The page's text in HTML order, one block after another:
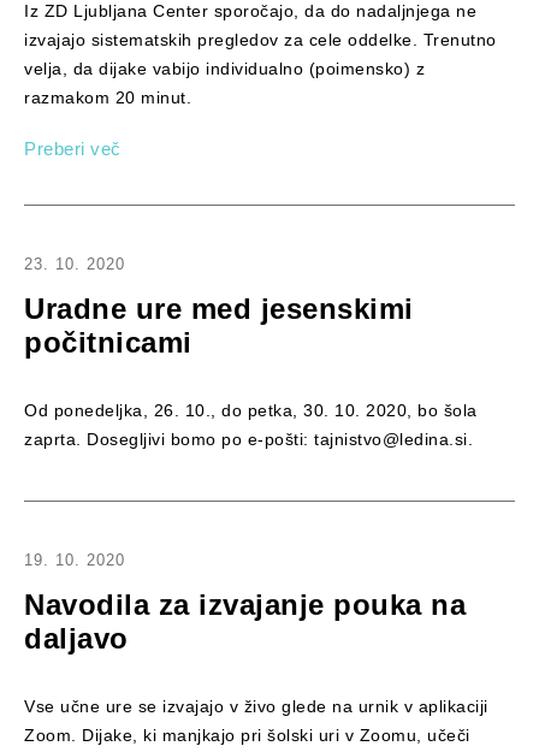
Iz ZD Ljubljana Center sporočajo, da do nadaljnjega ne
izvajajo sistematskih pregledov za cele oddelke. Trenutno
velja, da dijake vabijo individualno (poimensko) z
razmakom 20 minut.
Preberi več
23. 10. 2020
Uradne ure med jesenskimi
počitnicami
Od ponedeljka, 26. 10., do petka, 30. 10. 2020, bo šola
zaprta. Dosegljivi bomo po e-pošti: tajnistvo@ledina.si.
19. 10. 2020
Navodila za izvajanje pouka na
daljavo
Vse učne ure se izvajajo v živo glede na urnik v aplikaciji
Zoom. Dijake, ki manjkajo pri šolski uri v Zoomu, učeči